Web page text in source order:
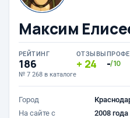
Максим
РЕЙТИНГ
186
№ 7 268 в каталоге
ОТЗЫВЫ
24 -/10
Город
На сайте с
2008 года